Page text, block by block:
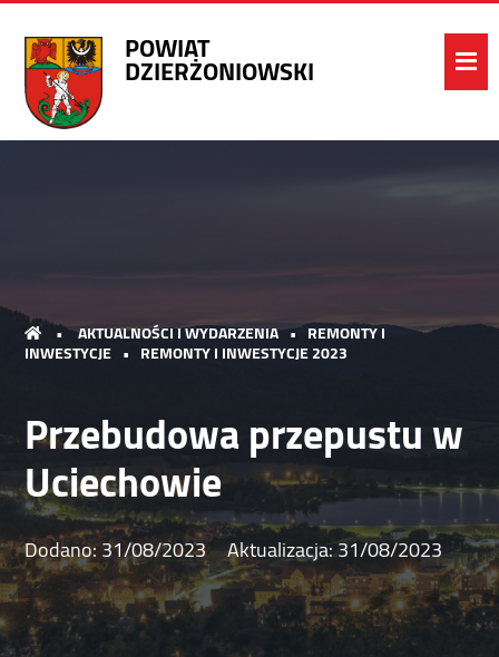
POWIAT
DZIERŻONIOWSKI
• AKTUALNOŚCI I WYDARZENIA • REMONTY I
INWESTYCJE • REMONTY I INWESTYCJE 2023
Przebudowa przepustu w
Uciechowie
Dodano:31/08/2023 Aktualizacja:31/08/2023